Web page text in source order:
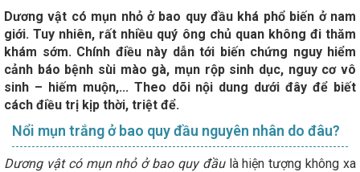
Dương vật có mụn nhỏ ở bao quy đầu khá phổ biến ở nam
giới. Tuy nhiên, rất nhiều quý ông chủ quan không đi thăm
khám sớm. Chính điều này dẫn tới biến chứng nguy hiểm
cảnh báo bệnh sùi mào gà, mụn rộp sinh dục, nguy cơ vô
sinh – hiếm muộn,... Theo dõi nội dung dưới đây để biết
cách điều trị kịp thời, triệt để.
Nổi mụn trắng ở bao quy đầu nguyên nhân do đâu?
Dương vật có mụn nhỏ ở bao quy đầulà hiện tượng không xa